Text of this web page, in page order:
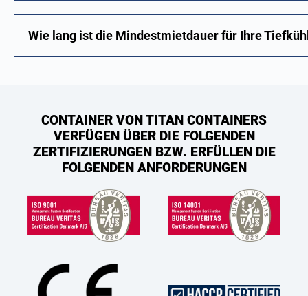
Wie lang ist die Mindestmietdauer für Ihre
CONTAINER VON TITAN CONTAINERS
VERFÜGEN ÜBER DIE FOLGENDEN
ZERTIFIZIERUNGEN BZW. ERFÜLLEN DIE
FOLGENDEN ANFORDERUNGEN